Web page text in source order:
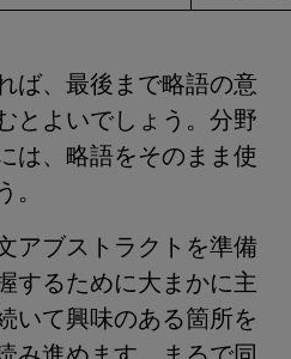
ば、最後まで略語の意
とよいでしょう。分野
は、略語をそのまま使
。
アブストラクトを準備
するために大まかに主
いて興味のある箇所を